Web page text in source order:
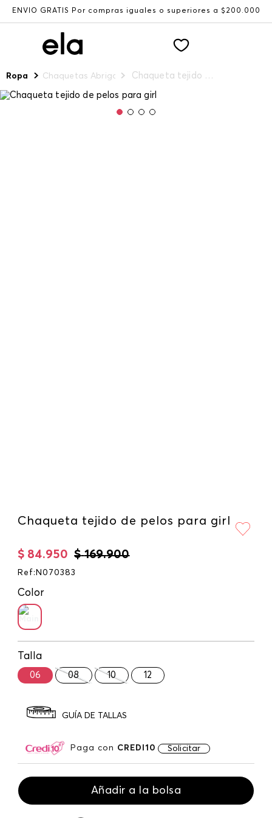
ENVÍO GRATIS Por compras iguales o superiores a $200.000
Ropa Chaquetas Abrigos y Chalecos Chaqueta tejido de pelos para girl
Chaqueta tejido de pelos para girl
$ 169.900
$ 84.950
Ref : N070383
Color
Talla
06 08 10 12
GUÍA DE TALLAS
Paga con CREDI10 Solicitar
Añadir a la bolsa